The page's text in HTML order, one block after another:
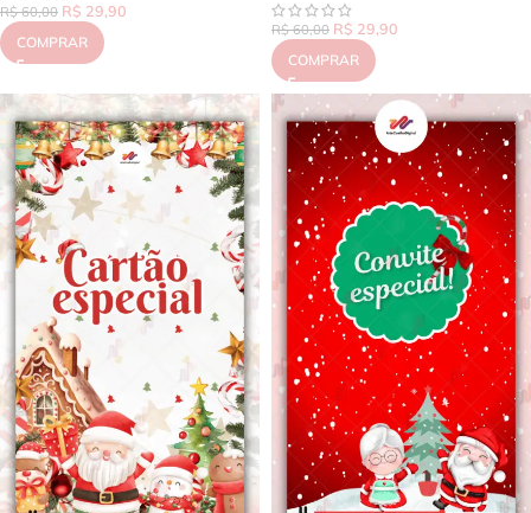
R$60,00 R$ 29,90
COMPRAR
R$60,00 R$ 29,90
COMPRAR